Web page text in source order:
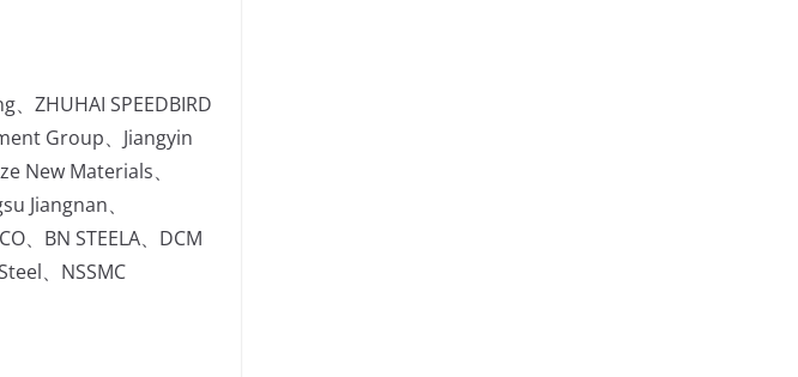
ZHUHAI SPEEDBIRD
Group、Jiangyin
New Materials、
Jiangnan、
、BN STEELA、DCM
、NSSMC